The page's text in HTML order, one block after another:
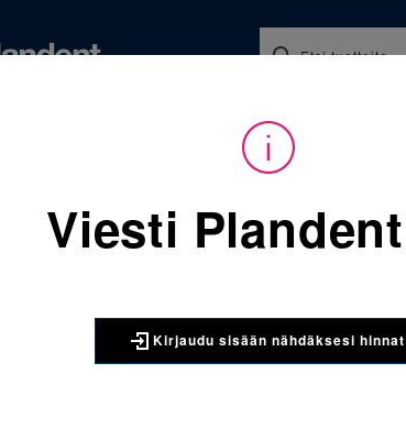
Ajankohtaista
Kirjaudu sisään nähdäksesi hinnat. Tarvitsetko tunnukset
Sijainti:
4024-
3M
Viesti
Kirjaudu sisään nähdäksesi hinnat